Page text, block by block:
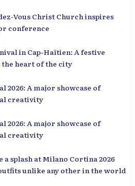
Vous Christ Church inspires
conference
in Cap-Haïtien: A festive
heart of the city
2026: A major showcase of
creativity
2026: A major showcase of
creativity
splash at Milano Cortina 2026
unlike any other in the world